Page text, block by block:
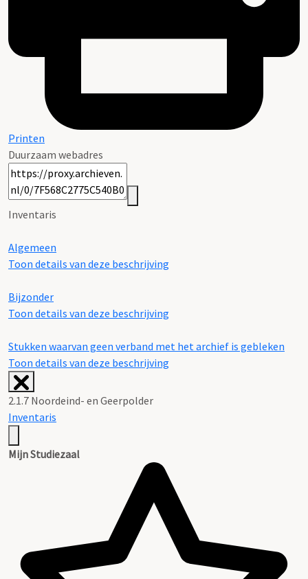
Printen
Duurzaam webadres
Inventaris
Algemeen
Toon details van deze beschrijving
Bijzonder
Toon details van deze beschrijving
Stukken waarvan geen verband met het archief is gebleken
Toon details van deze beschrijving
2.1.7 Noordeind- en Geerpolder
Inventaris
Mijn Studiezaal